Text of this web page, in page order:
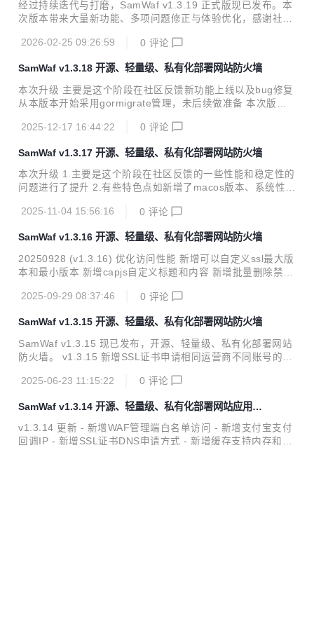
验，提升复杂网络环境下的成功率 安全入口 数据库表信息展
可灵活开启或关闭 响应自定义规则 任务日志功能，便于跟踪
经过持续迭代与打磨，SamWaf v1.3.19 正式版现已发布。本
次版本带来大量新功能、多项问题修正与体验优化，感谢社区
示关联的主机信息 支持 Let's Encrypt 免费 IP 证书申请及自
切换 规则列表新增规则编码 规则增加效果测试界面 规则增加
自定义函数支持 消息通知 消息通知支持发送至邮箱，订阅信
息可自定义收件人 新增 Server 酱推送渠道 新增企业微信通
知渠道 安全认证 密码验证与验证码支持自定义认证前缀 双因
素认证（2FA）可自定义发行者并显示发...
2026-02-25 09:26:59 0 评论
SamWaf v1.3.18 开源、轻量级、私有化部署网站防火墙
本次升级 主要是这个阶段在社区反馈新功能上线以及bug修复
从本版本开始采用gormigrate管理，未后续做准备 本次版本
细如下： 新增：CC防御新增启动规则条件 感谢(@blue9919
增：查询分析器 新增：WAF管理端添加HTTPS证书配置，使
用HTTPS访问SamWaf。 新增：风险和访问日志数据列表上
一键将IP添加到黑名单 新增：隧道日志中访客IP端口服务端口
grate管理 新增：检测指定时间范围错...
2025-12-17 16:44:22 0 评论
SamWaf v1.3.17 开源、轻量级、私有化部署网站防火墙
本次升级 1.主要是这个阶段在社区反馈的一些性能和稳定性的
问题进行了提升 2.有些特色点如新增了macos版本、系统性能
性。 感谢(@wangpenga999) 新增：微信公众号 SamWaf开
谢(@Lostxsawyer) 新增：新增OWASP单独控制某个站点。
感谢(@systemctl529) 新增：负载均衡模式下日志记录后端负
载IP端口 。感谢(@minc-nice-100) 新增：自v1.3.17-beta.8
开始生成发布版本同时生成调试DEBUG版本。 新增： 兼容
移...
2025-11-04 15:56:16 0 评论
SamWaf v1.3.16 开源、轻量级、私有化部署网站防火墙
20250928 (v1.3.16) 优化访问性能 新增可以自定义ssl最大版
本和最小版本 新增capjs自定义标题和内容 新增批量删除禁用
注 新增批量删除敏感词 新增批量删除白名单功能 新增批量删
dpoint以兼容ZeroSSL甚至于自建的StepCA等ACME兼容证
书颁发服务器 新增仅记录模式测试防护效果 新增访问识别码
查询 新增是否将访问记录记录入库 增加配置参数： log_persi
擎可以...
2025-09-29 08:37:46 0 评论
SamWaf v1.3.15 开源、轻量级、私有化部署网站防火墙
SamWaf v1.3.15 现已发布，开源、轻量级、私有化部署网站
防火墙。 v1.3.15 新增SSL证书申请相同运营商不同账号的场
增配置开启调试日志 新增证书夹导入crt、key 文件的功能 新
功能 修正event_stream无法正常响应的问题 修正健康度检测
内存泄露问题 修正下载附件的损坏的问题 修正强制HTTP跳转
HTTPS功能自带默认80端口的问题 优化SSL证书文件验证方
2025-06-23 11:15:22 0 评论
SamWaf v1.3.14 开源、轻量级、私有化部署网站应用防
火墙
v1.3.14 更新 - 新增WAF管理端白名单访问 - 新增支付宝支付
回调IP - 新增SSL证书DNS申请方式 - 新增缓存支持内存和文